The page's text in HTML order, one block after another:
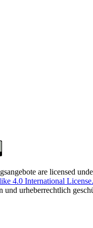
are licensed
4.0 International License.
und urheberrechtlich